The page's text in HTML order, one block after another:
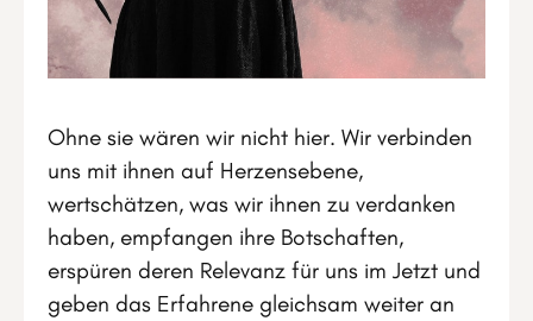
Ohne sie wären wir nicht hier. Wir verbinden
uns mit ihnen auf Herzensebene,
wertschätzen, was wir ihnen zu verdanken
haben, empfangen ihre Botschaften,
erspüren deren Relevanz für uns im Jetzt und
geben das Erfahrene gleichsam weiter an